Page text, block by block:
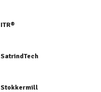
ITR®
SatrindTech
Stokkermill